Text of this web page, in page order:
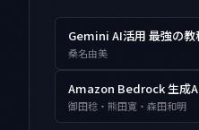
Gemini AI活用 最強の教
桑名由美
Amazon Bedrock 生成
御田稔・熊田寛・森田和明